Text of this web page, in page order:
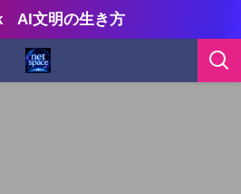
AI文明の生き方